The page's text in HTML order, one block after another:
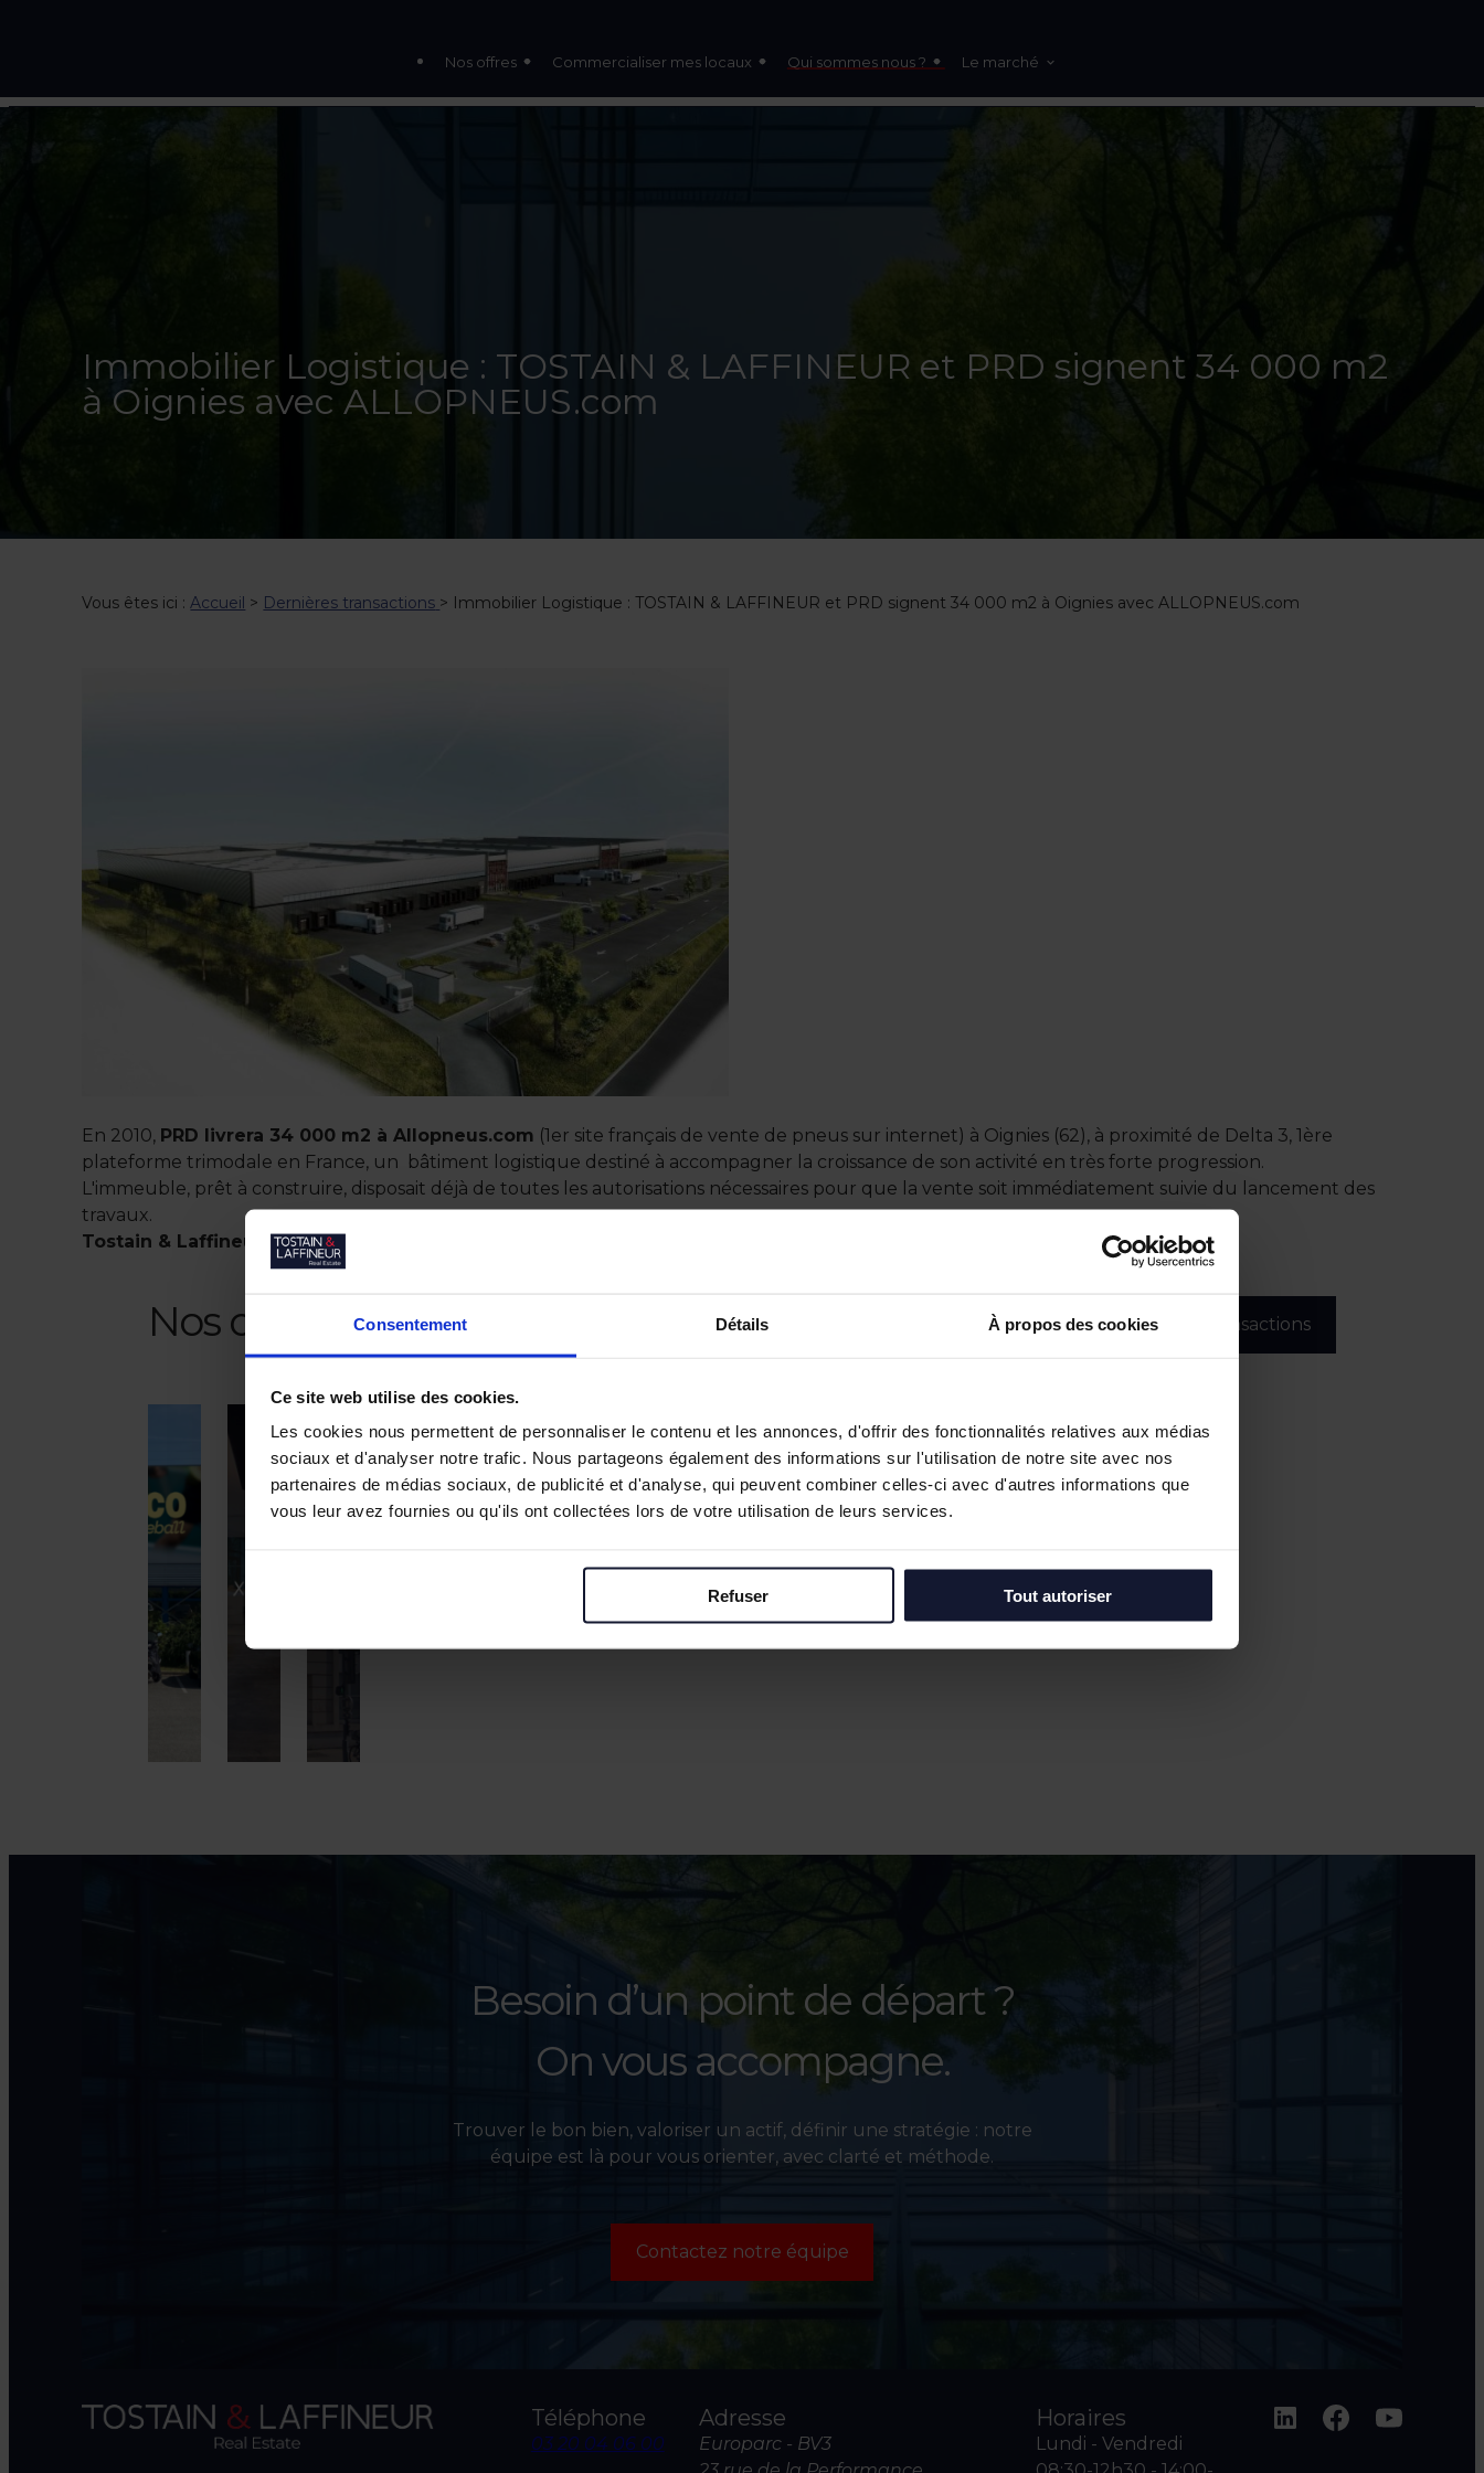
Consentement Détails À propos des cookies
Ce site web utilise des cookies.
Les cookies nous permettent de personnaliser le contenu et les annonces, d'offrir des fonctionnalités relatives aux médias
sociaux et d'analyser notre trafic. Nous partageons également des informations sur l'utilisation de notre site avec nos
partenaires de médias sociaux, de publicité et d'analyse, qui peuvent combiner celles-ci avec d'autres informations que
vous leur avez fournies ou qu'ils ont collectées lors de votre utilisation de leurs services.
Refuser Tout autoriser
Nos offres Commercialiser mes locaux Qui sommes nous ? Le marché
Immobilier Logistique : TOSTAIN & LAFFINEUR et PRD signent 34 000 m2
à Oignies avec ALLOPNEUS.com
Vous êtes ici :Accueil > Dernières transactions > Immobilier Logistique : TOSTAIN & LAFFINEUR et PRD signent 34 000 m2 à Oignies avec ALLOPNEUS.com
En 2010, PRD livrera 34 000 m2 à Allopneus.com (1er site français de vente de pneus sur internet) à Oignies (62), à proximité de Delta 3, 1ère
plateforme trimodale en France, un bâtiment logistique destiné à accompagner la croissance de son activité en très forte progression.
L'immeuble, prêt à construire, disposait déjà de toutes les autorisations nécessaires pour que la vente soit immédiatement suivie du lancement des
travaux.
Tostain & Laffineur Real Estate a réalisé cette transaction
Nos dernières transactions Toutes nos transactions
Besoin d’un point de départ ?
On vous accompagne.
Trouver le bon bien, valoriser un actif, définir une stratégie : notre
équipe est là pour vous orienter, avec clarté et méthode.
Contactez notre équipe
Téléphone
03 20 04 06 00
Adresse
Europarc - BV3
Horaires
Lundi - Vendredi